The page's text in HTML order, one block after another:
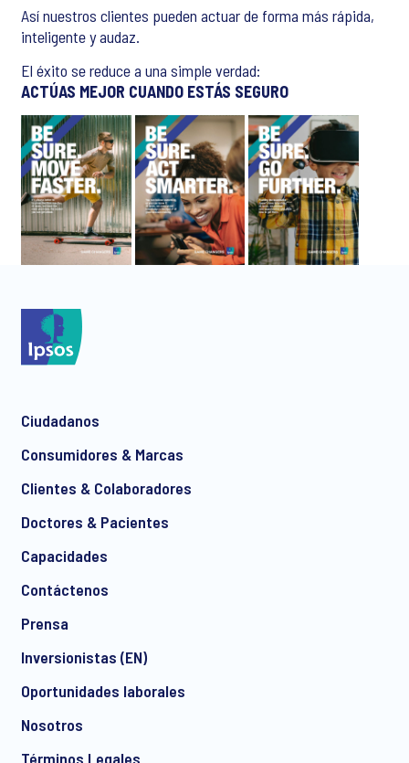
Así nuestros clientes pueden actuar de forma más rápida,
inteligente y audaz.
El éxito se reduce a una simple verdad:
ACTÚAS MEJOR CUANDO ESTÁS SEGURO
Ciudadanos
Consumidores & Marcas
Clientes & Colaboradores
Doctores & Pacientes
Capacidades
Contáctenos
Prensa
Inversionistas (EN)
Oportunidades laborales
Nosotros
Términos Legales